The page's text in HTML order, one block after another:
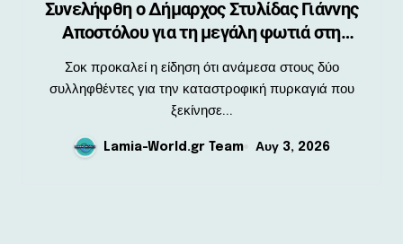
Συνελήφθη ο Δήμαρχος Στυλίδας Γιάννης
Αποστόλου για τη μεγάλη φωτιά στη
Σοκ προκαλεί η είδηση ότι ανάμεσα στους δύο
συλληφθέντες για την καταστροφική πυρκαγιά που
ξεκίνησε...
Lamia-World.gr Team Αυγ 3, 2026